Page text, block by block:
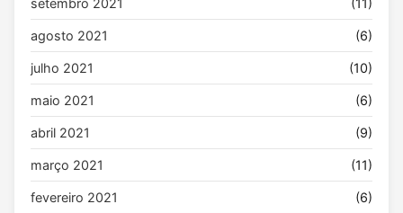
setembro 2021 (11)
agosto 2021 (6)
julho 2021 (10)
maio 2021 (6)
abril 2021 (9)
março 2021 (11)
fevereiro 2021 (6)